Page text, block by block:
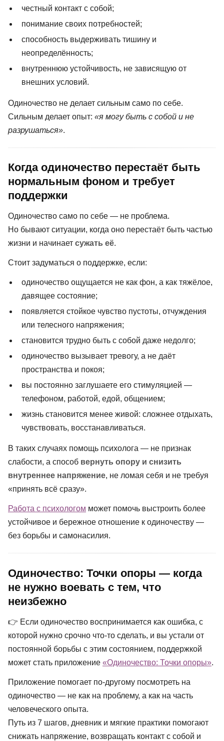
честный контакт с собой;
понимание своих потребностей;
способность выдерживать тишину и
неопределённость;
внутреннюю устойчивость, не зависящую от
внешних условий.
Одиночество не делает сильным само по себе.
Сильным делает опыт: «я могу быть с собой и не
разрушаться».
Когда одиночество перестаёт быть
нормальным фоном и требует
поддержки
Одиночество само по себе — не проблема.
Но бывают ситуации, когда оно перестаёт быть частью
жизни и начинает сужать её.
Стоит задуматься о поддержке, если:
одиночество ощущается не как фон, а как тяжёлое,
давящее состояние;
появляется стойкое чувство пустоты, отчуждения
или телесного напряжения;
становится трудно быть с собой даже недолго;
одиночество вызывает тревогу, а не даёт
пространства и покоя;
вы постоянно заглушаете его стимуляцией —
телефоном, работой, едой, общением;
жизнь становится менее живой: сложнее отдыхать,
чувствовать, восстанавливаться.
В таких случаях помощь психолога — не признак
слабости, а способ вернуть опору и снизить
внутреннее напряжение, не ломая себя и не требуя
«принять всё сразу».
Работа с психологом может помочь выстроить более
устойчивое и бережное отношение к одиночеству —
без борьбы и самонасилия.
Одиночество: Точки опоры — когда
не нужно воевать с тем, что
неизбежно
👉 Если одиночество воспринимается как ошибка, с
которой нужно срочно что-то сделать, и вы устали от
постоянной борьбы с этим состоянием, поддержкой
может стать приложение «Одиночество: Точки опоры».
Приложение помогает по-другому посмотреть на
одиночество — не как на проблему, а как на часть
человеческого опыта.
Путь из 7 шагов, дневник и мягкие практики помогают
снижать напряжение, возвращать контакт с собой и